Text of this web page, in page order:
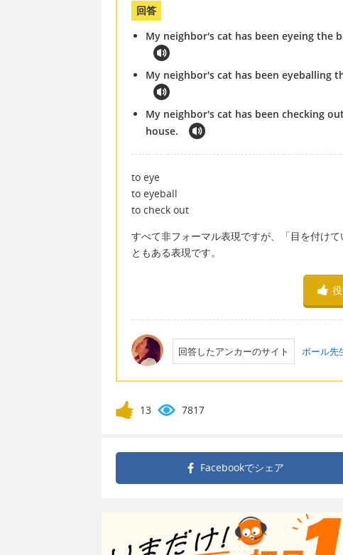
回答
My neighbor's cat has been eyeing the
My neighbor's cat has been eyeballing
My neighbor's cat has been checking
house.
to eye
to eyeball
to check out
すべて非フォーマル表現ですが、「目を付け
ともある表現です。
回答したアンカーのサイト ポール先
13 7817
Facebookでシェア